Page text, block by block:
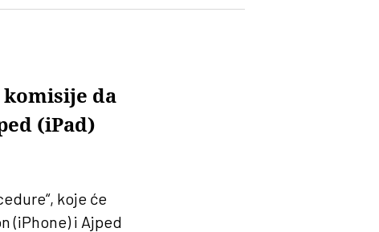
da
(iPad)
koje će
(iPhone) i Ajped